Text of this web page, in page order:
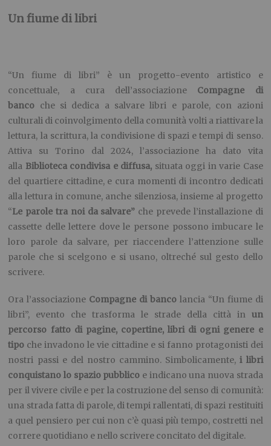
Un fiume di libri
“Un fiume di libri” è un progetto-evento artistico e
concettuale, a cura dell’associazione Compagne di
banco che si dedica a salvare libri e parole, con azioni
culturali di coinvolgimento della comunità volti a riattivare la
lettura, la scrittura, la condivisione di spazi e tempi di senso.
Attiva su Torino dal 2024, l’associazione ha dato vita
alla Biblioteca condivisa e diffusa, situata oggi in varie Case
del quartiere cittadine, e cura momenti di incontro dedicati
alla lettura in comune, anche silenziosa, insieme al progetto
“Le parole tra noi da salvare” che prevede l’installazione di
cassette delle lettere dove le persone possono imbucare le
loro parole da salvare, per riaccendere l’attenzione sulle
parole che si scelgono e si usano, oltreché sul gesto dello
scrivere.
Ora l’associazione Compagne di banco lancia “Un fiume di
libri”, evento che trasforma le strade della città in un
percorso fatto di pagine, copertine, libri di ogni genere e
tipo che invadono le vie cittadine e si fanno protagonisti dei
nostri passi e del nostro cammino. Simbolicamente,i libri
conquistano lo spazio pubblico e indicano una nuova strada
per il vivere civile e per la costruzione del senso di comunità:
una strada fatta di parole, di tempi rallentati, di spazi restituiti
a quel pensiero per cui non c’è quasi più tempo, costretti nel
correre quotidiano e nello scrivere concitato del digitale.